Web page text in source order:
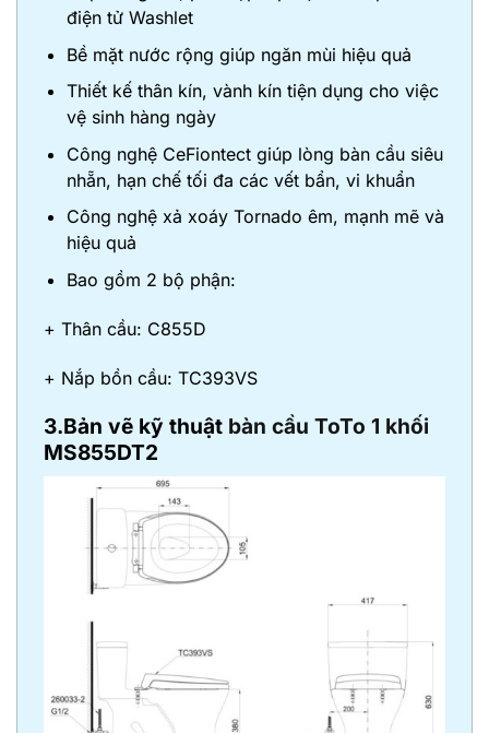
điện tử Washlet
Bề mặt nước rộng giúp ngăn mùi hiệu quả
Thiết kế thân kín, vành kín tiện dụng cho việc
vệ sinh hàng ngày
Công nghệ CeFiontect giúp lòng bàn cầu siêu
nhẵn, hạn chế tối đa các vết bẩn, vi khuẩn
Công nghệ xả xoáy Tornado êm, mạnh mẽ và
hiệu quả
Bao gồm 2 bộ phận:
+ Thân cầu: C855D
+ Nắp bồn cầu: TC393VS
3.Bản vẽ kỹ thuật bàn cầu ToTo 1 khối
MS855DT2